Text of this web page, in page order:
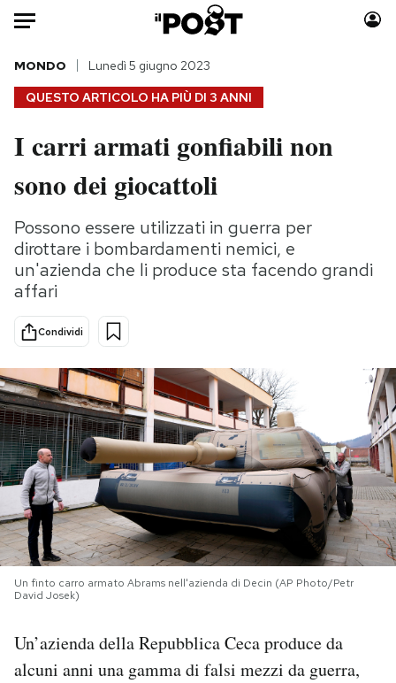
Auto
HOME
Italia
Politica
Tecnologia
Internet
Scienza
Cultura
Economia
Moda
Storie/Idee
Ok Boomer!
Media
PODCAST
NEWSLETTER
I MIEI PREFERITI
CALENDARIO
QUESTO ARTICOLO HA PIÙ DI 3 ANNI
MONDO Lunedì 5 giugno 2023
I carri armati gonfiabili non
sono dei giocattoli
Possono essere utilizzati in guerra per
dirottare i bombardamenti nemici, e
un'azienda che li produce sta facendo grandi
affari
Condividi
Un finto carro armato Abrams nell'azienda di Decin (AP Photo/Petr
David Josek)
Un’azienda della Repubblica Ceca produce da
alcuni anni una gamma di falsi mezzi da guerra,